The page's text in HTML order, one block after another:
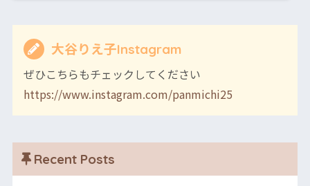
大谷りえ子Instagram
ぜひこちらもチェックしてください
https://www.instagram.com/panmichi25
Recent Posts